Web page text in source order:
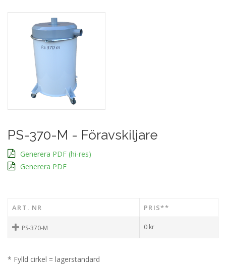
PS-370-M - Föravskiljare
Generera PDF (hi-res)
Generera PDF
ART. NR PRIS**
PS-370-M 0 kr
* Fylld cirkel = lagerstandard